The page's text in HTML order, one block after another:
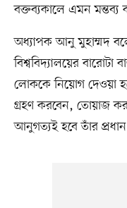
বক্তব্যকালে এমন মন্তব্য
অধ্যাপক আনু মুহাম্মদ
বিশ্ববিদ্যালয়ের
লোককে নিয়োগ দেওয়া
গ্রহণ করবেন, তোয়াজ
আনুগত্যই হবে তাঁর